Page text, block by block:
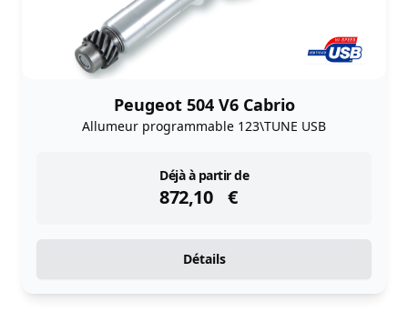
Peugeot 504 V6 Cabrio
Allumeur programmable 123\TUNE USB
Déjà à partir de
872,10 €
instock
Détails